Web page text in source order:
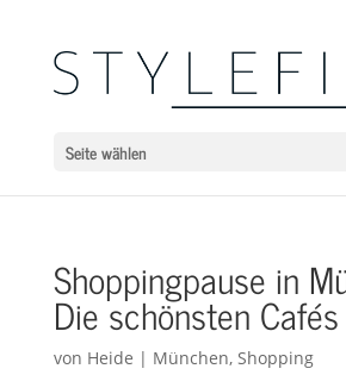
Seite wählen
Shoppingpause in
Die schönsten
von Heide | München, Shopping